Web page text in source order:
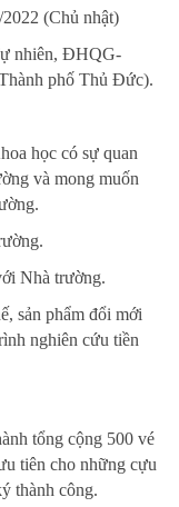
(Chủ nhật)
nhiên, ĐHQG-
phố Thủ Đức).
học có sự quan
và mong muốn
Nhà trường.
sản phẩm đổi mới
nghiên cứu tiền
tổng cộng 500 vé
tiên cho những cựu
thành công.